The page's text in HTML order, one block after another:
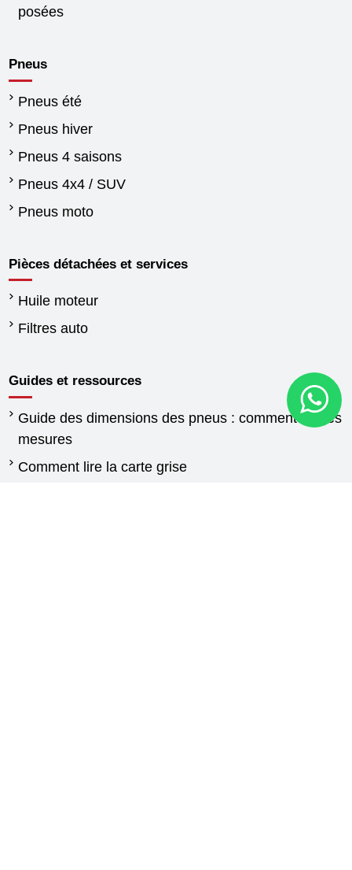
posées
Pneus
Pneus été
Pneus hiver
Pneus 4 saisons
Pneus 4x4 / SUV
Pneus moto
Pièces détachées et services
Huile moteur
Filtres auto
Guides et ressources
Guide des dimensions des pneus : comment lire les
mesures
Comment lire la carte grise